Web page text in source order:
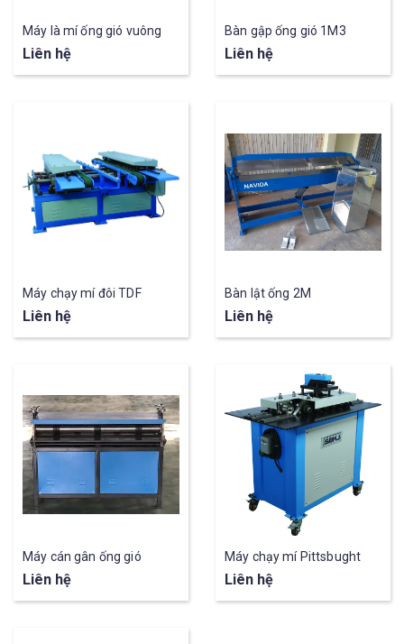
Máy là mí ống gió vuông
Liên hệ
Bàn gập ống gió 1M3
Liên hệ
Máy chạy mí đôi TDF
Liên hệ
Bàn lật ống 2M
Liên hệ
Máy cán gân ống gió
Liên hệ
Máy chạy mí Pittsbught
Liên hệ